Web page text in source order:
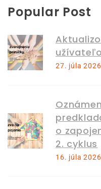
Popular Post
27. júla 2026
o
2. cyklus
16. júla 2026